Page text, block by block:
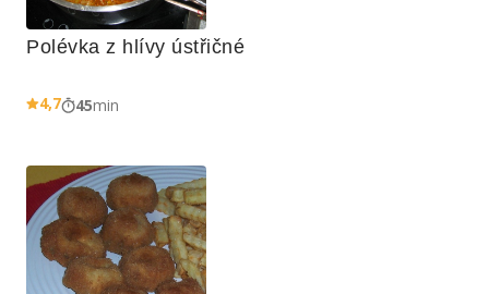
Polévka z hlívy ústřičné
4,7 45min